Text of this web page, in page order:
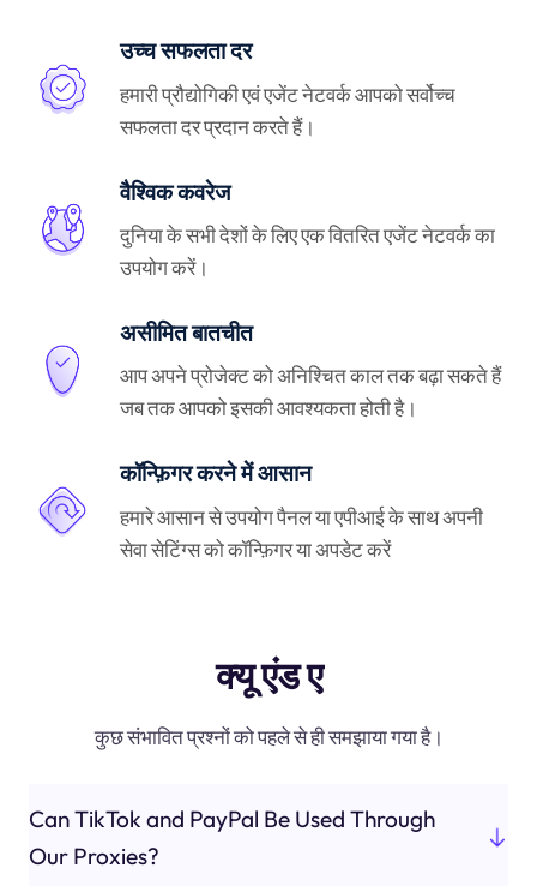
उच्च सफलता दर
हमारी प्रौद्योगिकी एवं एजेंट नेटवर्क आपको सर्वोच्च
सफलता दर प्रदान करते हैं।
वैश्विक कवरेज
दुनिया के सभी देशों के लिए एक वितरित एजेंट नेटवर्क का
उपयोग करें।
असीमित बातचीत
आप अपने प्रोजेक्ट को अनिश्चित काल तक बढ़ा सकते हैं
जब तक आपको इसकी आवश्यकता होती है।
कॉन्फ़िगर करने में आसान
हमारे आसान से उपयोग पैनल या एपीआई के साथ अपनी
सेवा सेटिंग्स को कॉन्फ़िगर या अपडेट करें
क्यू एंड ए
कुछ संभावित प्रश्नों को पहले से ही समझाया गया है।
Can TikTok and PayPal Be Used Through
Our Proxies?